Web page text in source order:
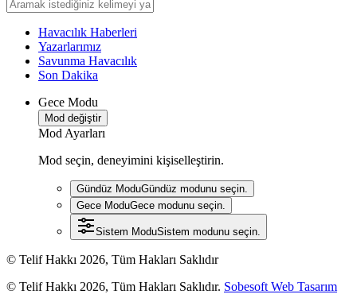
Havacılık Haberleri
Yazarlarımız
Savunma Havacılık
Son Dakika
Gece Modu
Mod değiştir
Mod Ayarları
Mod seçin, deneyimini kişiselleştirin.
Gündüz ModuGündüz modunu seçin.
Gece ModuGece modunu seçin.
Sistem ModuSistem modunu seçin.
© Telif Hakkı 2026, Tüm Hakları Saklıdır
© Telif Hakkı 2026, Tüm Hakları Saklıdır. Sobesoft Web Tasarım